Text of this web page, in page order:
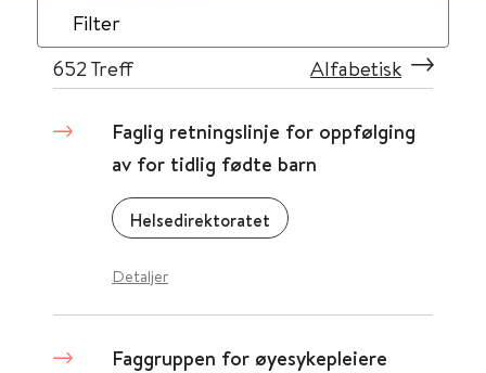
Filter
652 Treff Alfabetisk
Faglig retningslinje for oppfølging
av for tidlig fødte barn
Helsedirektoratet
Detaljer
Faggruppen for øyesykepleiere